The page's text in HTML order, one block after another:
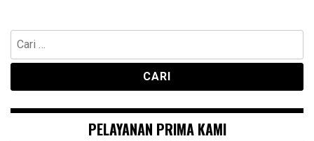
Cari
untuk:
PELAYANAN PRIMA KAMI